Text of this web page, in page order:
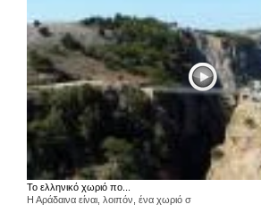
Το ελληνικό χωριό πο...
Η Αράδαινα είναι, λοιπόν, ένα χωριό σ